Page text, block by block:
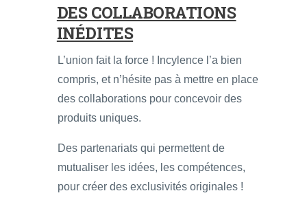
DES COLLABORATIONS
INÉDITES
L’union fait la force ! Incylence l’a bien
compris, et n’hésite pas à mettre en place
des collaborations pour concevoir des
produits uniques.
Des partenariats qui permettent de
mutualiser les idées, les compétences,
pour créer des exclusivités originales !